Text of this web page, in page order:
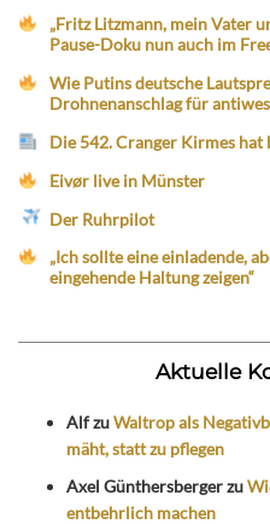
„Fritz Litzmann, mein Vater
Pause-Doku nun auch im
Wie Putins deutsche
Drohnenanschlag für
Die 542. Cranger Kirmes hat
Eivør live in Münster
Der Ruhrpilot
„Ich sollte eine einladende,
eingehende Haltung zeigen“
Aktuelle
AlfzuWaltrop als
mäht, statt zu pflegen
Axel Günthersbergerzu
entbehrlich machen